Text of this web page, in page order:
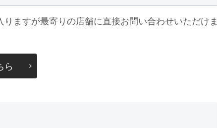
ますが最寄りの店舗に直接お問い合わせいただけま
ら